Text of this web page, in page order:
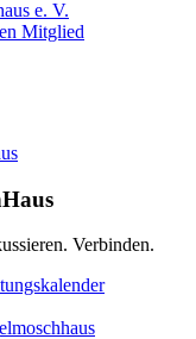
Mitglied
Verbinden.